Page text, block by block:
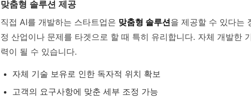
맞춤형 솔루션 제공
직접 AI를 개발하는 스타트업은 맞춤형 솔루션을 제공할 수 있다는
정 산업이나 문제를 타겟으로 할 때 특히 유리합니다. 자체 개발한
력이 될 수 있습니다.
자체 기술 보유로 인한 독자적 위치 확보
고객의 요구사항에 맞춘 세부 조정 가능